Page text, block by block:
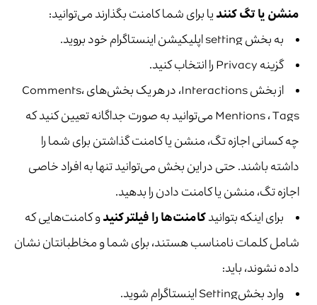
منشن یا تگ کنندیا برای شما کامنت بگذارند می‌توانید:
به بخش setting اپلیکیشن اینستاگرام خود بروید.
گزینه Privacy را انتخاب کنید.
از بخش Interactions، در هر یک بخش‌های Comments،
Mentions ، Tags می‌توانید به صورت جداگانه تعیین کنید که
چه کسانی اجازه تگ، منشن یا کامنت گذاشتن برای شما را
داشته باشند. حتی در این بخش می‌توانید تنها به افراد خاصی
اجازه تگ، منشن یا کامنت دادن را بدهید.
برای اینکه بتوانیدکامنت‌ها را فیلتر کنیدو کامنت‌هایی که
شامل کلمات نامناسب هستند، برای شما و مخاطبانتان نشان
داده ‌نشوند، باید:
وارد بخشSetting اینستاگرام شوید.